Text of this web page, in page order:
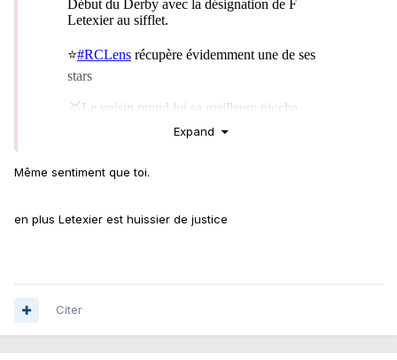
Plutôt intriguant que ce soit toujours les mêmes arbitres
Frappart.
Expand
Même sentiment que toi.
en plus Letexier est huissier de justice
Citer